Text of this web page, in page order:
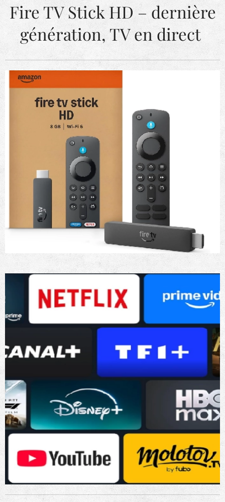
Fire TV Stick HD – dernière
génération, TV en direct